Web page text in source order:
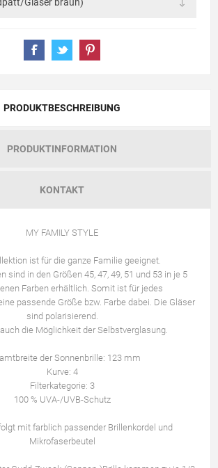
PRODUKTBESCHREIBUNG
PRODUKTINFORMATION
KONTAKT
MY FAMILY STYLE
ist für die ganze Familie geeignet.
sind in den Größen 45, 47, 49, 51 und 53 in je 5
Farben erhältlich. Somit ist für jedes
passende Größe bzw. Farbe dabei. Die Gläser
sind polarisierend.
die Möglichkeit der Selbstverglasung.
der Sonnenbrille: 123 mm
Kurve: 4
Filterkategorie: 3
100 % UVA-/UVB-Schutz
mit farblich passender Brillenkordel und
Mikrofaserbeutel